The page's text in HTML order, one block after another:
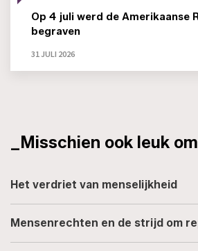
Op 4 juli werd de Amerikaanse
begraven
31 JULI 2026
_Misschien ook leuk
Het verdriet van menselijkheid
Mensenrechten en de strijd om